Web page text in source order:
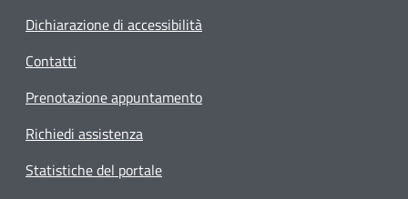
Dichiarazione di accessibilità
Contatti
Prenotazione appuntamento
Richiedi assistenza
Statistiche del portale